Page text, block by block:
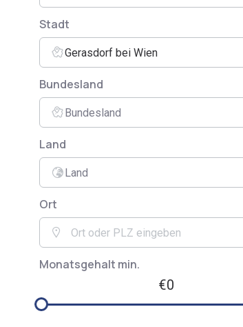
Stadt
Gerasdorf bei Wien
Bundesland
Bundesland
Land
Land
Ort
Monatsgehalt min.
€0